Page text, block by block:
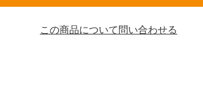
この商品について問い合わせる